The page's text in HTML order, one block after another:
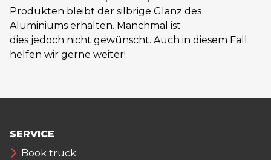
Produkten bleibt der silbrige Glanz des
Aluminiums erhalten. Manchmal ist
dies jedoch nicht gewünscht. Auch in diesem Fall
helfen wir gerne weiter!
SERVICE
Book truck